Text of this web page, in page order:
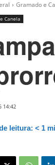
Gramado e
Canela
14:42
leitura: < 1